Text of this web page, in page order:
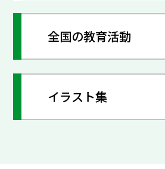
全国の教育活動
イラスト集